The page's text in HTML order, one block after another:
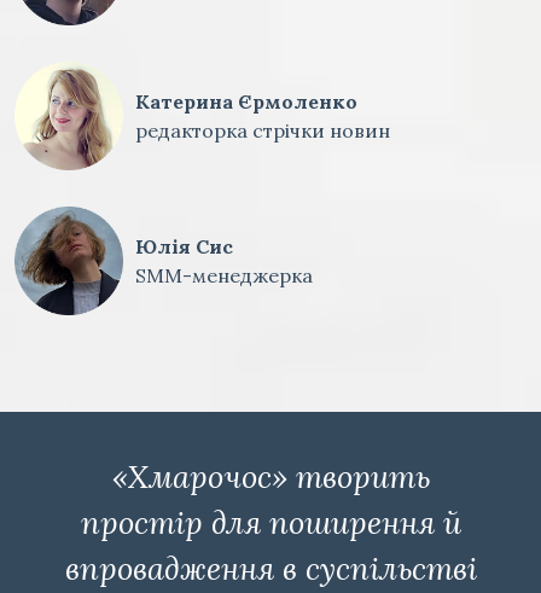
Катерина Єрмоленко
редакторка стрічки новин
Юлія Сис
SMM-менеджерка
«Хмарочос» творить
простір для поширення й
впровадження в суспільстві